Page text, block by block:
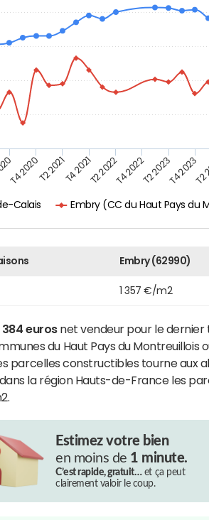
Calais Embry (CC du Haut Pays du
T4 2020T2 2021T4 2021T2 2022T4 2022T2 2023T4 2023
Embry (62990)
1 357 €/m2
384 eurosnet vendeur pour le dernier
du Haut Pays du Montreuillois
parcelles constructibles tourne aux
la région Hauts-de-France les
Estimez votre bien
en moins de 1 minute.
C’est rapide, gratuit…et ça peut
clairement valoir le coup.